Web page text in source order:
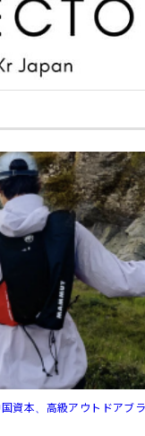
資本、高級アウトドアブ